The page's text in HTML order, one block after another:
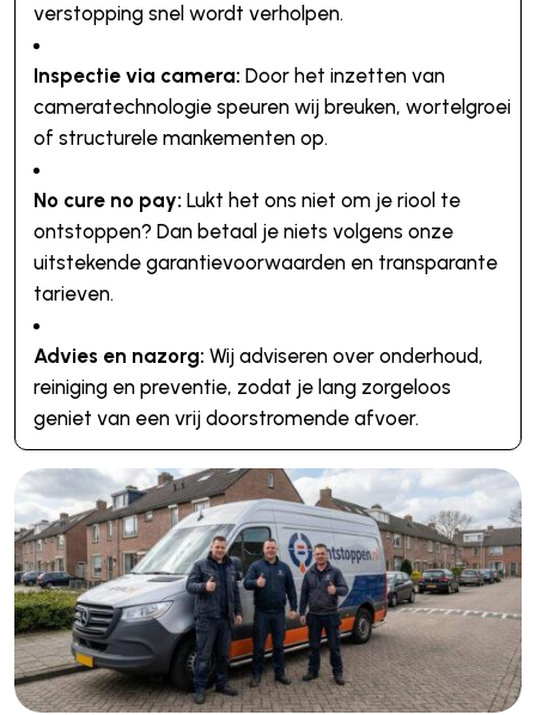
verstopping snel wordt verholpen.
Inspectie via camera: Door het inzetten van
cameratechnologie speuren wij breuken, wortelgroei
of structurele mankementen op.
No cure no pay: Lukt het ons niet om je riool te
ontstoppen? Dan betaal je niets volgens onze
uitstekende garantievoorwaarden en transparante
tarieven.
Advies en nazorg: Wij adviseren over onderhoud,
reiniging en preventie, zodat je lang zorgeloos
geniet van een vrij doorstromende afvoer.